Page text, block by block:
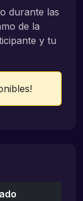
durante las
de la
y tu